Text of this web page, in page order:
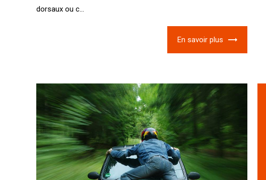
dorsaux ou c...
En savoir plus